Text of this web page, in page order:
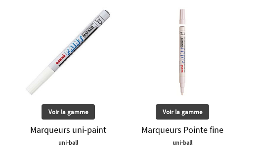
Voir la gamme
Marqueurs uni-paint
uni-ball
Voir la gamme
Marqueurs Pointe fine
uni-ball